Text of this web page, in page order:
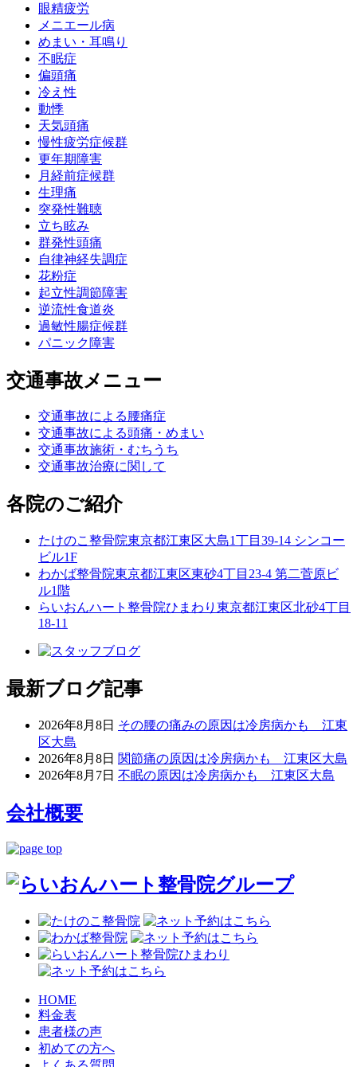
眼精疲労
メニエール病
めまい・耳鳴り
不眠症
偏頭痛
冷え性
動悸
天気頭痛
慢性疲労症候群
更年期障害
月経前症候群
生理痛
突発性難聴
立ち眩み
群発性頭痛
自律神経失調症
花粉症
起立性調節障害
逆流性食道炎
過敏性腸症候群
パニック障害
交通事故メニュー
交通事故による腰痛症
交通事故による頭痛・めまい
交通事故施術・むちうち
交通事故治療に関して
各院のご紹介
たけのこ整骨院東京都江東区大島1丁目39-14 シンコー
ビル1F
わかば整骨院東京都江東区東砂4丁目23-4 第二菅原ビ
ル1階
らいおんハート整骨院ひまわり 東京都江東区北砂4丁目
18-11
最新ブログ記事
2026年8月8日 その腰の痛みの原因は冷房病かも 江東
区大島
2026年8月8日 関節痛の原因は冷房病かも 江東区大島
2026年8月7日 不眠の原因は冷房病かも 江東区大島
会社概要
HOME
料金表
患者様の声
初めての方へ